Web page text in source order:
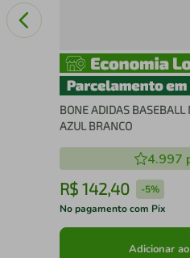
BONE ADIDAS
AZUL BRANCO
4.997
R$ 142,40 -5%
No pagamento com Pix
Adicionar